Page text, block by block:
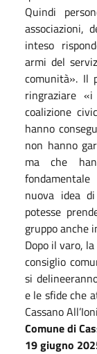
Quindi
associazioni,
inteso
armi del
comunità». Il
ringraziare
coalizione
hanno
non hanno
ma che
nuova idea
potesse
gruppo anche
Dopo il varo,
consiglio
si
e le sfide che
Cassano
Comune di
19 giugno